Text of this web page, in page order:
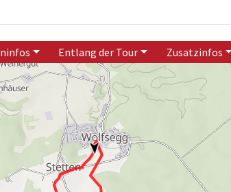
Entlang der Tour Zusatzinfos